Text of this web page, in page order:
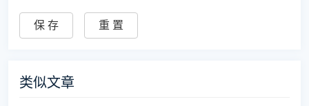
类似文章